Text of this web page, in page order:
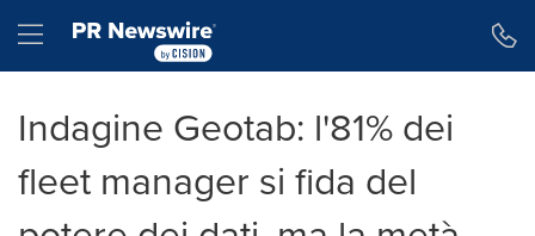
Hamburger menu
Indagine Geotab: l'81% dei
fleet manager si fida del